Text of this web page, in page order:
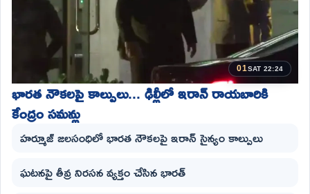
01SAT 22:24
భారత నౌకలపై కాల్పులు... ఢిల్లీలో ఇరాన్ రాయబారికి
కేంద్రం సమన్లు
హర్మూజ్ జలసంధిలో భారత నౌకలపై ఇరాన్ సైన్యం కాల్పులు
ఘటనపై తీవ్ర నిరసన వ్యక్తం చేసిన భారత్